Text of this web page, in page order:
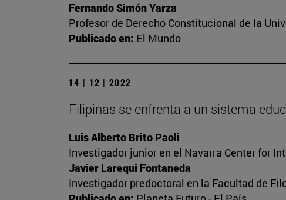
Fernando Simón Yarza
Profesor de Derecho Constitucional de la
Publicado en: El Mundo
14 | 12 | 2022
Filipinas se enfrenta a un sistema
Luis Alberto Brito Paoli
Investigador junior en el Navarra Center for
Javier Larequi Fontaneda
Investigador predoctoral en la Facultad de